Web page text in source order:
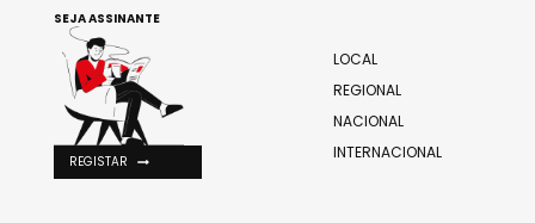
LOCAL
REGIONAL
NACIONAL
INTERNACIONAL
SEJA ASSINANTE
REGISTAR